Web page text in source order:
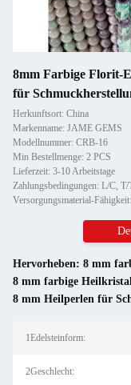
8mm Farbige Florit-
für
Herkunftsort: China
Markenname: JAME GEMS
Modellnummer: CRB-16
Min Bestellmenge: 2 PCS
Lieferzeit: 3-10 Arbeitstage
Zahlungsbedingungen: L/C,
Versorgungsmaterial-
Hervorheben: 8 mm
8 mm farbige
8 mm Heilperlen für
1Edelsteinform:
2Geschlecht: